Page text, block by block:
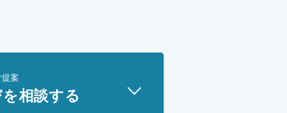
案
相談する